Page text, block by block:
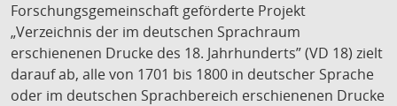
Forschungsgemeinschaft geförderte Projekt
„Verzeichnis der im deutschen Sprachraum
erschienenen Drucke des 18. Jahrhunderts” (VD 18) zielt
darauf ab, alle von 1701 bis 1800 in deutscher Sprache
oder im deutschen Sprachbereich erschienenen Drucke